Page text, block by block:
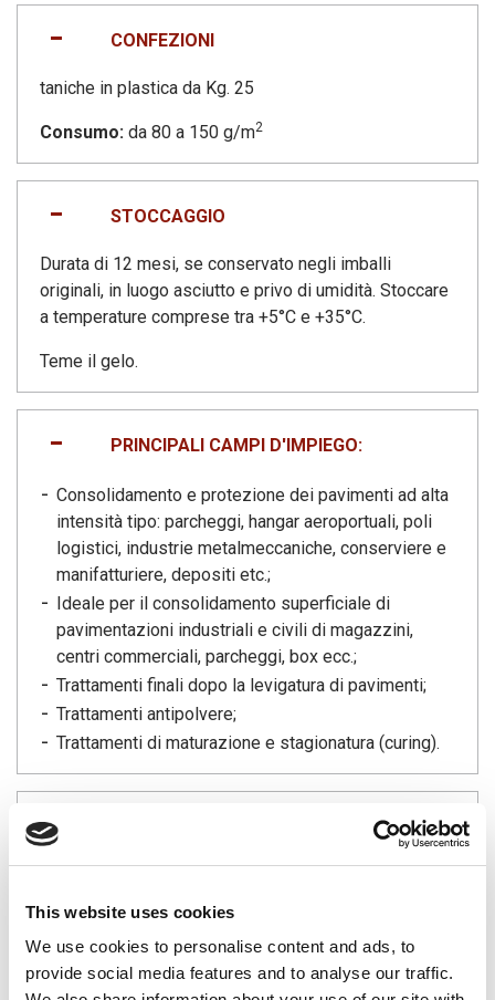
This website uses cookies
We use cookies to personalise content and ads, to
provide social media features and to analyse our traffic.
CONFEZIONI
taniche in plastica da Kg. 25
Consumo: da 80 a 150 g/m2
STOCCAGGIO
Durata di 12 mesi, se conservato negli imballi
originali, in luogo asciutto e privo di umidità. Stoccare
a temperature comprese tra +5°C e +35°C.
Teme il gelo.
PRINCIPALI CAMPI D'IMPIEGO:
Consolidamento e protezione dei pavimenti ad alta
intensità tipo: parcheggi, hangar aeroportuali, poli
logistici, industrie metalmeccaniche, conserviere e
manifatturiere, depositi etc.;
Ideale per il consolidamento superficiale di
pavimentazioni industriali e civili di magazzini,
centri commerciali, parcheggi, box ecc.;
Trattamenti finali dopo la levigatura di pavimenti;
Trattamenti antipolvere;
Trattamenti di maturazione e stagionatura (curing).
non mostra alcuna tendenza all’ingiallimento, è
traffico veicolare;
SILICATO LI 501 è inodore e non è infiammabile;